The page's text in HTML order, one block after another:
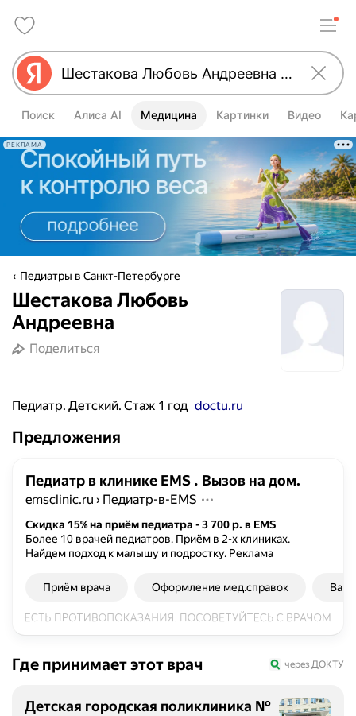
Поиск Алиса AI Медицина Картинки Видео
РЕКЛАМА
Педиатры в Санкт-Петербурге
Шестакова Любовь
Андреевна
Поделиться
Педиатр. Детский. Стаж 1 год doctu.ru
Предложения
Педиатр в клинике EMS . Вызов на дом.
emsclinic.ru › Педиатр-в-ЕMS
Скидка 15% на приём педиатра - 3 700 р. в EMS
Более 10 врачей педиатров. Приём в 2-х клиниках.
Найдем подход к малышу и подростку. Реклама
Приём врача Оформление мед.справок
Где принимает этот врач через ДОКТУ
Детская городская поликлиника №